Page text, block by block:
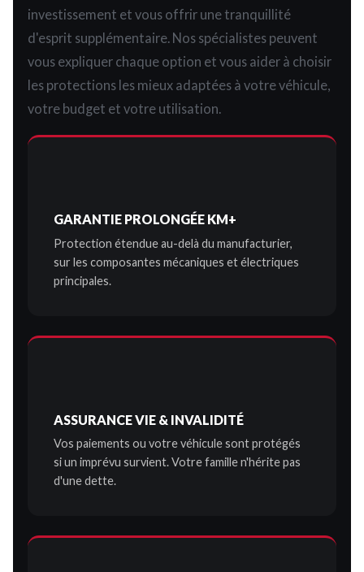
investissement et vous offrir une tranquillité
d'esprit supplémentaire. Nos spécialistes peuvent
vous expliquer chaque option et vous aider à choisir
les protections les mieux adaptées à votre véhicule,
votre budget et votre utilisation.
GARANTIE PROLONGÉE KM+
Protection étendue au-delà du manufacturier,
sur les composantes mécaniques et électriques
principales.
ASSURANCE VIE & INVALIDITÉ
Vos paiements ou votre véhicule sont protégés
si un imprévu survient. Votre famille n'hérite pas
d'une dette.